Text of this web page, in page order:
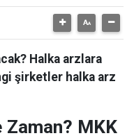
Halka arzlara
şirketler halka arz
MKK